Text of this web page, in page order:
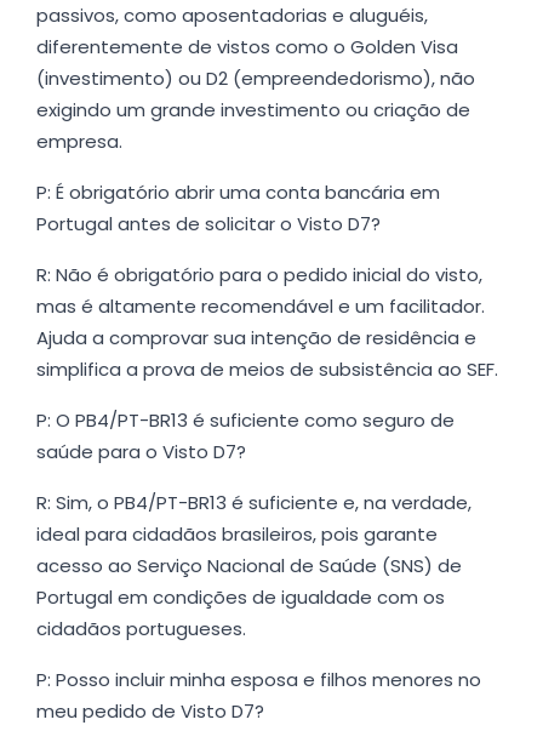
passivos, como aposentadorias e aluguéis,
diferentemente de vistos como o Golden Visa
(investimento) ou D2 (empreendedorismo), não
exigindo um grande investimento ou criação de
empresa.
P: É obrigatório abrir uma conta bancária em
Portugal antes de solicitar o Visto D7?
R: Não é obrigatório para o pedido inicial do visto,
mas é altamente recomendável e um facilitador.
Ajuda a comprovar sua intenção de residência e
simplifica a prova de meios de subsistência ao SEF.
P: O PB4/PT-BR13 é suficiente como seguro de
saúde para o Visto D7?
R: Sim, o PB4/PT-BR13 é suficiente e, na verdade,
ideal para cidadãos brasileiros, pois garante
acesso ao Serviço Nacional de Saúde (SNS) de
Portugal em condições de igualdade com os
cidadãos portugueses.
P: Posso incluir minha esposa e filhos menores no
meu pedido de Visto D7?